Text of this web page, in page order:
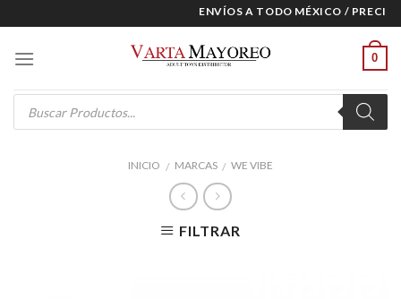
to
content
ENVÍOS A TODO MÉXICO / PRECIOS
0
Products
search
INICIO / MARCAS / WE VIBE
FILTRAR